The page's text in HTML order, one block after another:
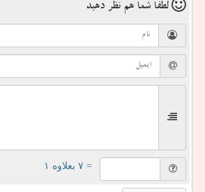
لطفا شما هم نظر دهید
= ۷ بعلاوه ۱